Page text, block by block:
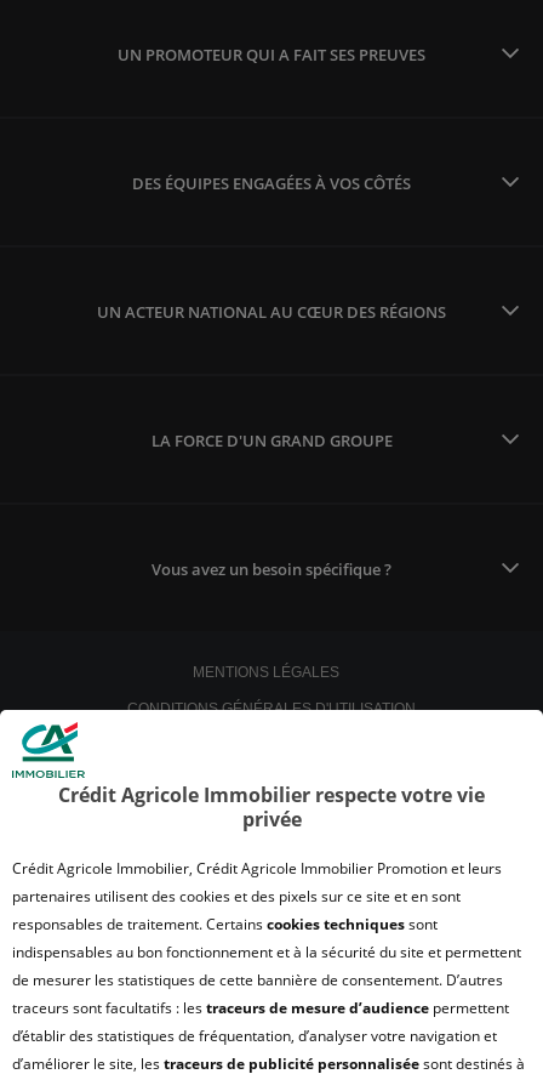
UN PROMOTEUR QUI A FAIT SES PREUVES
DES ÉQUIPES ENGAGÉES À VOS CÔTÉS
UN ACTEUR NATIONAL AU CŒUR DES RÉGIONS
LA FORCE D'UN GRAND GROUPE
Vous avez un besoin spécifique ?
MENTIONS LÉGALES
CONDITIONS GÉNÉRALES D'UTILISATION
SATISFACTION CLIENT
UN PROBLÈME SUR LE SITE ?
PLAN DU SITE
QUI SOMMES NOUS ?
MODULE DE GESTION DES COOKIES
Crédit Agricole Immobilier respecte votre vie
privée
Crédit Agricole Immobilier, Crédit Agricole Immobilier Promotion et leurs
partenaires utilisent des cookies et des pixels sur ce site et en sont
responsables de traitement. Certainscookies techniquessont
indispensables au bon fonctionnement et à la sécurité du site et permettent
de mesurer les statistiques de cette bannière de consentement. D’autres
traceurs sont facultatifs : lestraceurs de mesure d’audience permettent
d’établir des statistiques de fréquentation, d’analyser votre navigation et
d’améliorer le site, lestraceurs de publicité personnaliséesont destinés à